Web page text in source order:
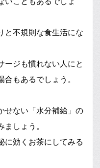
と不規則な食生活にな
ージも慣れない人にと
もあるでしょう。
せない「水分補給」の
しょう。
に効くお茶にしてみる